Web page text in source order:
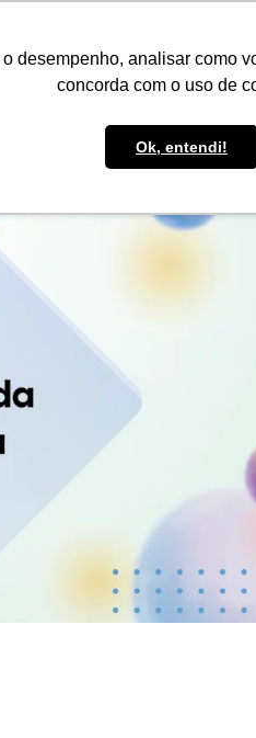
desempenho, analisar como
concorda com o uso de
Ok, entendi!